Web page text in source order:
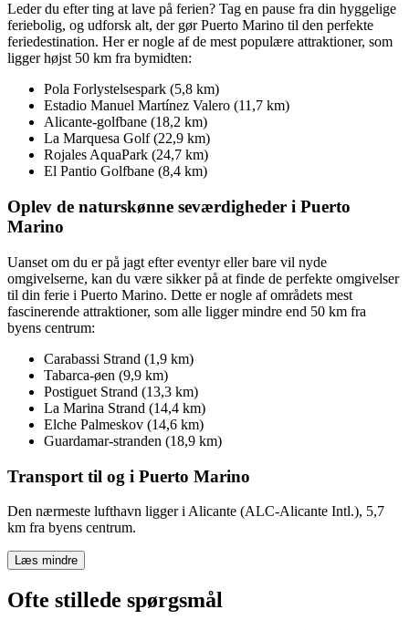
Leder du efter ting at lave på ferien? Tag en pause fra din hyggelige
feriebolig, og udforsk alt, der gør Puerto Marino til den perfekte
feriedestination. Her er nogle af de mest populære attraktioner, som
ligger højst 50 km fra bymidten:
Pola Forlystelsespark (5,8 km)
Estadio Manuel Martínez Valero (11,7 km)
Alicante-golfbane (18,2 km)
La Marquesa Golf (22,9 km)
Rojales AquaPark (24,7 km)
El Pantio Golfbane (8,4 km)
Oplev de naturskønne seværdigheder i Puerto
Marino
Uanset om du er på jagt efter eventyr eller bare vil nyde
omgivelserne, kan du være sikker på at finde de perfekte omgivelser
til din ferie i Puerto Marino. Dette er nogle af områdets mest
fascinerende attraktioner, som alle ligger mindre end 50 km fra
byens centrum:
Carabassi Strand (1,9 km)
Tabarca-øen (9,9 km)
Postiguet Strand (13,3 km)
La Marina Strand (14,4 km)
Elche Palmeskov (14,6 km)
Guardamar-stranden (18,9 km)
Transport til og i Puerto Marino
Den nærmeste lufthavn ligger i Alicante (ALC-Alicante Intl.), 5,7
km fra byens centrum.
Læs mindre
Ofte stillede spørgsmål